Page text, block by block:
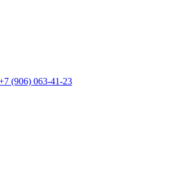
(906) 063-41-23